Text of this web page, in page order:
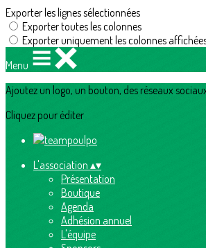
Exporter les lignes sélectionnées
Exporter toutes les colonnes
Exporter uniquement les colonnes
Menu
Ajoutez un logo, un bouton, des réseaux
Cliquez pour éditer
L'association ▴▾
Présentation
Boutique
Agenda
Adhésion annuel
L'équipe